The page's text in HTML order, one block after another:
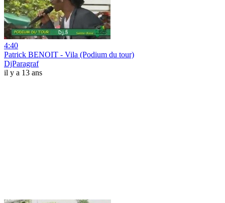
4:40
Patrick BENOIT - Vila (Podium du tour)
DjParagraf
il y a 13 ans